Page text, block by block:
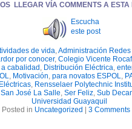
LLEGAR VÍA COMMENTS A ESTA
Escucha
este post
de vida,Administración
por conocer, Colegio Vicente
cabalidad , Distribución Eléctrica,
, Motivación, para novatos ESPOL,
, Rensselaer Polytechnic
San José La Salle, Ser Feliz, Sub
Universidad Guayaquil
Posted in Uncategorized 3 Comments